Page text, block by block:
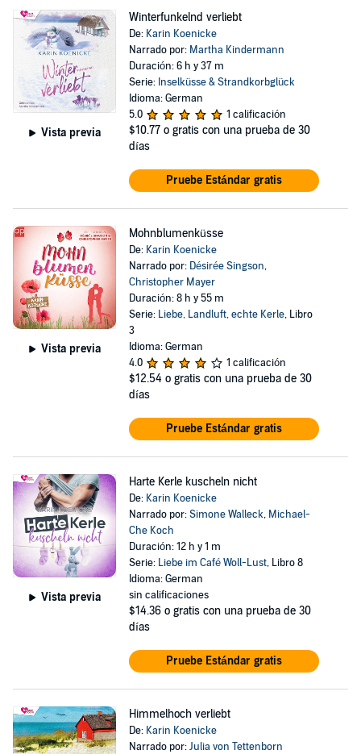
Vista previa
Winterfunkelnd verliebt
De: Karin Koenicke
Narrado por: Martha Kindermann
Duración: 6 h y 37 m
Serie: Inselküsse & Strandkorbglück
Idioma: German
5.0
1 calificación
$10.77 o gratis con una prueba de 30
días
Pruebe Estándar gratis
Vista previa
Mohnblumenküsse
De: Karin Koenicke
Narrado por: Désirée Singson,
Christopher Mayer
Duración: 8 h y 55 m
Serie: Liebe, Landluft, echte Kerle, Libro
3
Idioma: German
4.0
1 calificación
$12.54 o gratis con una prueba de 30
días
Pruebe Estándar gratis
Vista previa
Harte Kerle kuscheln nicht
De: Karin Koenicke
Narrado por:Simone Walleck, Michael-
Che Koch
Duración: 12 h y 1 m
Serie: Liebe im Café Woll-Lust, Libro 8
Idioma: German
sin calificaciones
$14.36 o gratis con una prueba de 30
días
Pruebe Estándar gratis
Himmelhoch verliebt
De: Karin Koenicke
Narrado por:Julia von Tettenborn